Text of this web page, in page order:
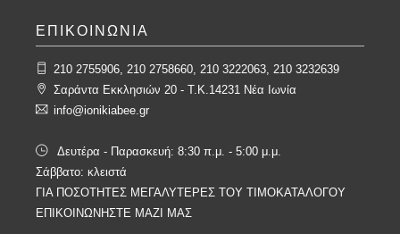
ΕΠΙΚΟΙΝΩΝΙΑ
210 2755906, 210 2758660, 210 3222063, 210 3232639
Σαράντα Εκκλησιών 20 - T.K.14231 Νέα Ιωνία
info@ionikiabee.gr
Δευτέρα - Παρασκευή: 8:30 π.μ. - 5:00 μ.μ.
Σάββατο: κλειστά
ΓΙΑ ΠΟΣΟΤΗΤΕΣ ΜΕΓΑΛΥΤΕΡΕΣ ΤΟΥ ΤΙΜΟΚΑΤΑΛΟΓΟΥ
ΕΠΙΚΟΙΝΩΝΗΣΤΕ ΜΑΖΙ ΜΑΣ